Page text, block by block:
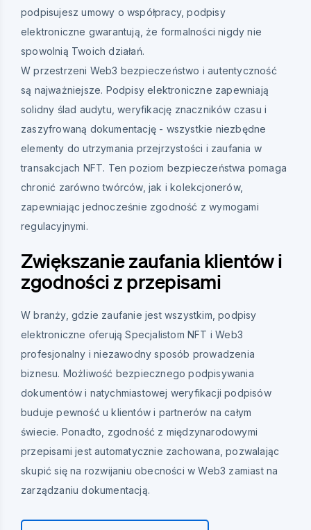
podpisujesz umowy o współpracy, podpisy
elektroniczne gwarantują, że formalności nigdy nie
spowolnią Twoich działań.
W przestrzeni Web3 bezpieczeństwo i autentyczność
są najważniejsze. Podpisy elektroniczne zapewniają
solidny ślad audytu, weryfikację znaczników czasu i
zaszyfrowaną dokumentację - wszystkie niezbędne
elementy do utrzymania przejrzystości i zaufania w
transakcjach NFT. Ten poziom bezpieczeństwa pomaga
chronić zarówno twórców, jak i kolekcjonerów,
zapewniając jednocześnie zgodność z wymogami
regulacyjnymi.
Zwiększanie zaufania klientów i
zgodności z przepisami
W branży, gdzie zaufanie jest wszystkim, podpisy
elektroniczne oferują Specjalistom NFT i Web3
profesjonalny i niezawodny sposób prowadzenia
biznesu. Możliwość bezpiecznego podpisywania
dokumentów i natychmiastowej weryfikacji podpisów
buduje pewność u klientów i partnerów na całym
świecie. Ponadto, zgodność z międzynarodowymi
przepisami jest automatycznie zachowana, pozwalając
skupić się na rozwijaniu obecności w Web3 zamiast na
zarządzaniu dokumentacją.